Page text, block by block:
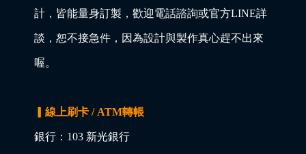
計，皆能量身訂製，歡迎電話諮詢或官方LINE詳
談，恕不接急件，因為設計與製作真心趕不出來
喔。
▎線上刷卡 / ATM轉帳
銀行：103 新光銀行